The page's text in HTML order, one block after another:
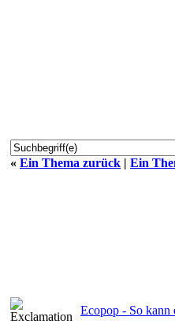
« Ein Thema zurück | Ein
Ecopop - So kann